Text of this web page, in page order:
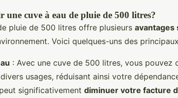
une cuve à eau de pluie de 500 litres?
pluie de 500 litres offre plusieurs avantages
Voici quelques-uns des
: Avec une cuve de 500 litres, vous pouvez
usages, réduisant ainsi votre
significativement diminuer votre facture